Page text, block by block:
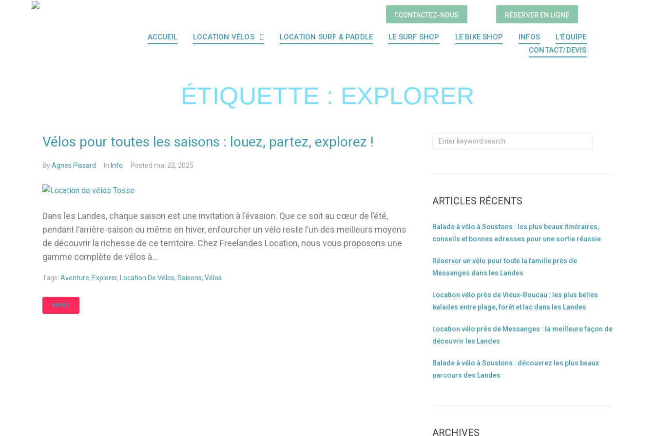
CONTACTEZ-NOUS RÉSERVER EN LIGNE
ACCUEIL LOCATION VÉLOS LOCATION SURF & PADDLE LE SURF SHOP LE BIKE SHOP INFOS
L’ÉQUIPE
CONTACT/DEVIS
ÉTIQUETTE : EXPLORER
Vélos pour toutes les saisons : louez, partez, explorez !
ByAgnes Pissard In Info Posted mai 22, 2025
Dans les Landes, chaque saison est une invitation à l’évasion. Que ce soit au cœur de l’été,
pendant l’arrière-saison ou même en hiver, enfourcher un vélo reste l’un des meilleurs moyens
de découvrir la richesse de ce territoire. Chez Freelandes Location, nous vous proposons une
gamme complète de vélos à...
Tags: Aventure, Explorer, Location De Vélos, Saisons, Vélos
MORE
ARTICLES RÉCENTS
Balade à vélo à Soustons : les plus beaux itinéraires,
conseils et bonnes adresses pour une sortie réussie
Réserver un vélo pour toute la famille près de
Messanges dans les Landes
Location vélo près de Vieux-Boucau : les plus belles
balades entre plage, forêt et lac dans les Landes
Location vélo près de Messanges : la meilleure façon de
découvrir les Landes
Balade à vélo à Soustons : découvrez les plus beaux
parcours des Landes
ARCHIVES